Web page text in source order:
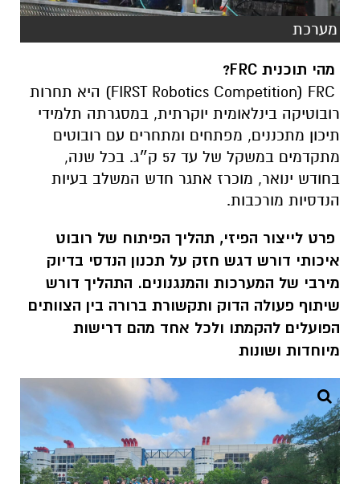
מערכת
מהי תוכנית FRC
?
FIRST Robotics Competition) FRC) היא תחרות
רובוטיקה בינלאומית יוקרתית, במסגרתה תלמידי
תיכון מתכננים, מפתחים ומתחרים עם רובוטים
מתקדמים במשקל של עד 57 ק״ג. בכל שנה,
בחודש ינואר, מוכרז אתגר חדש המשלב בעיות
הנדסיות מורכבות.
פרט לייצור הפיזי, תהליך הפיתוח של רובוט
איכותי דורש דגש חזק על תכנון הנדסי בדיוק
מירבי של המערכות והמנגנונים. התהליך דורש
שיתוף פעולה הדוק ותקשורת ברורה בין הצוותים
הפועלים להקמתו ולכל אחד מהם דרישות
מיוחדות ושונות